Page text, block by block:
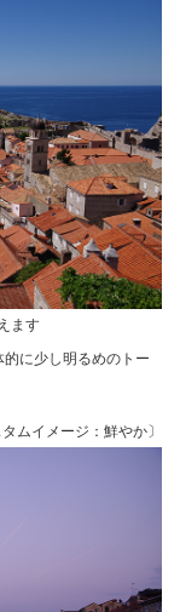
ます
的に少し明るめのトー
タムイメージ：鮮やか〕